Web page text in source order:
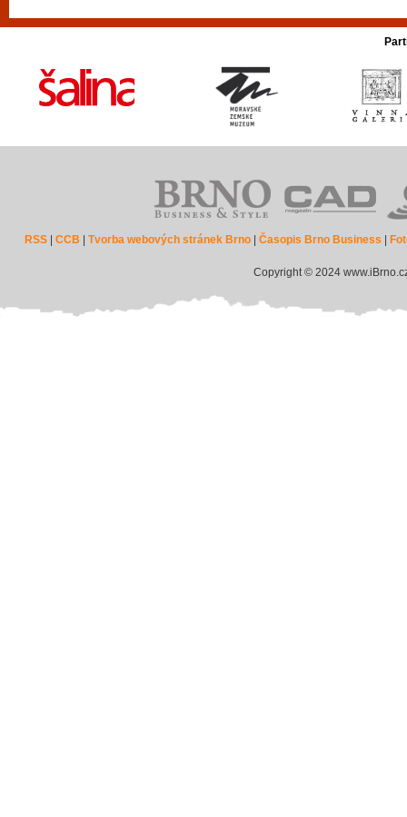
RSS |CCB |Tvorba webových stránek Brno |Časopis Brno Business
Copyright © 2024